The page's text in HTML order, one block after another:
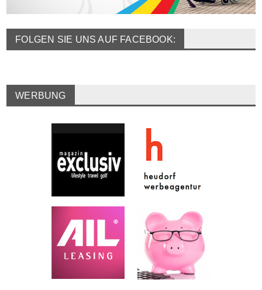
FOLGEN SIE UNS AUF FACEBOOK:
WERBUNG